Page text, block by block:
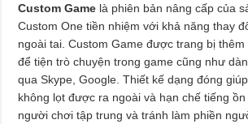
Custom Game là phiên bản nâng cấp của
Custom One tiền nhiệm với khả năng thay
ngoài tai. Custom Game được trang bị
để tiện trò chuyện trong game cũng như
qua Skype, Google. Thiết kế dạng đóng
không lọt được ra ngoài và hạn chế tiếng
người chơi tập trung và tránh làm phiền